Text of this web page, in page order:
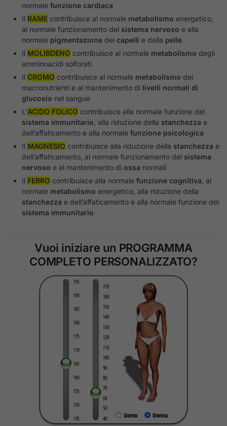
normale funzione cardiaca
Il RAME contribuisce al normale metabolismo energetico,
al normale funzionamento del sistema nervoso e alla
normale pigmentazione dei capelli e della pelle
Il MOLIBDENO contribuisce al normale metabolismo degli
amminoacidi solforati
Il CROMO contribuisce al normale metabolismo dei
macronutrienti e al mantenimento di livelli normali di
glucosio nel sangue
L’ACIDO FOLICO contribuisce alla normale funzione del
sistema immunitario , alla riduzione della stanchezza e
dell’affaticamento e alla normale funzione psicologica
Il MAGNESIO contribuisce alla riduzione della stanchezza e
dell’affaticamento, al normale funzionamento del sistema
nervoso e al mantenimento di ossa normali
Il FERRO contribuisce alla normale funzione cognitiva , al
normale metabolismo energetico, alla riduzione della
stanchezza e dell’affaticamento e alla normale funzione del
sistema immunitario
Vuoi iniziare un PROGRAMMA
COMPLETO PERSONALIZZATO?